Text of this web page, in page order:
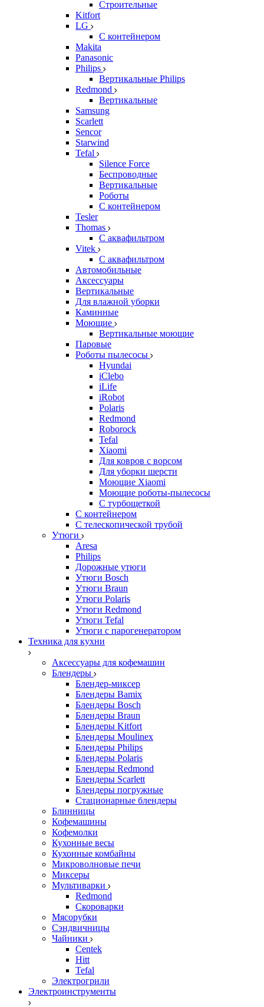
Строительные
Kitfort
LG
С контейнером
Makita
Panasonic
Philips
Вертикальные Philips
Redmond
Вертикальные
Samsung
Scarlett
Sencor
Starwind
Tefal
Silence Force
Беспроводные
Вертикальные
Роботы
С контейнером
Tesler
Thomas
С аквафильтром
Vitek
С аквафильтром
Автомобильные
Аксессуары
Вертикальные
Для влажной уборки
Каминные
Моющие
Вертикальные моющие
Паровые
Роботы пылесосы
Hyundai
iClebo
iLife
iRobot
Polaris
Redmond
Roborock
Tefal
Xiaomi
Для ковров с ворсом
Для уборки шерсти
Моющие Xiaomi
Моющие роботы-пылесосы
С турбощеткой
С контейнером
С телескопической трубой
Утюги
Aresa
Philips
Дорожные утюги
Утюги Bosch
Утюги Braun
Утюги Polaris
Утюги Redmond
Утюги Tefal
Утюги с парогенератором
Техника для кухни
Аксессуары для кофемашин
Блендеры
Блендер-миксер
Блендеры Bamix
Блендеры Bosch
Блендеры Braun
Блендеры Kitfort
Блендеры Moulinex
Блендеры Philips
Блендеры Polaris
Блендеры Redmond
Блендеры Scarlett
Блендеры погружные
Стационарные блендеры
Блинницы
Кофемашины
Кофемолки
Кухонные весы
Кухонные комбайны
Микроволновые печи
Миксеры
Мультиварки
Redmond
Скороварки
Мясорубки
Сэндвичницы
Чайники
Centek
Hitt
Tefal
Электрогрили
Электроинструменты